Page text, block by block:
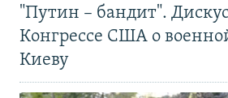
"Путин – бандит".
Конгрессе США о
Киеву